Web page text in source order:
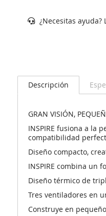
¿Necesitas ayuda?
Descripción
GRAN VISIÓN,
INSPIRE fusiona a la
compatibilidad
Diseño compacto,
INSPIRE combina un
Diseño térmico de
Tres ventiladores en
Construye en